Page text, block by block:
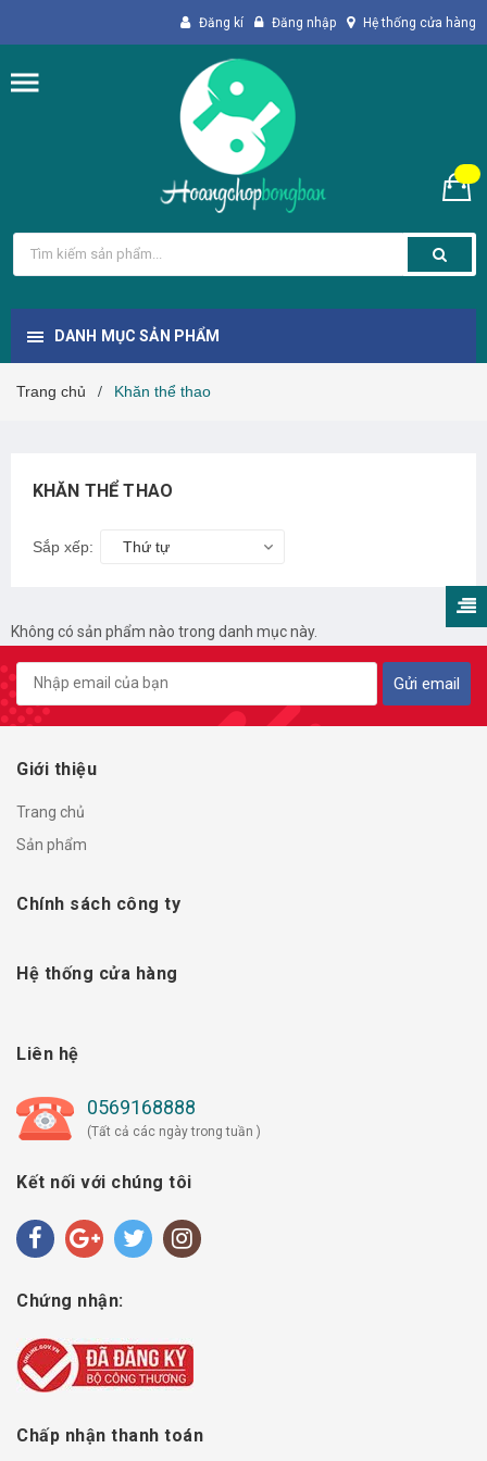
Đăng kí Đăng nhập Hệ thống cửa hàng
DANH MỤC SẢN PHẨM
Trang chủ / Khăn thể thao
KHĂN THỂ THAO
Sắp xếp: Thứ tự
Không có sản phẩm nào trong danh mục này.
Gửi email
Giới thiệu
Trang chủ
Sản phẩm
Chính sách công ty
Hệ thống cửa hàng
Liên hệ
0569168888
(Tất cả các ngày trong tuần )
Kết nối với chúng tôi
Chứng nhận:
Chấp nhận thanh toán